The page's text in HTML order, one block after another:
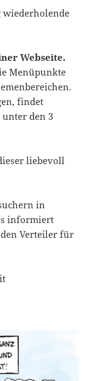
wiederholende
Webseite.
Menüpunkte
findet
unter den 3
liebevoll
in
informiert
Verteiler für